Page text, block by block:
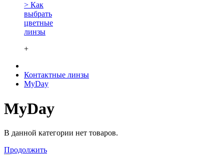
> Как
выбрать
цветные
линзы
+
Контактные линзы
MyDay
MyDay
В данной категории нет товаров.
Продолжить